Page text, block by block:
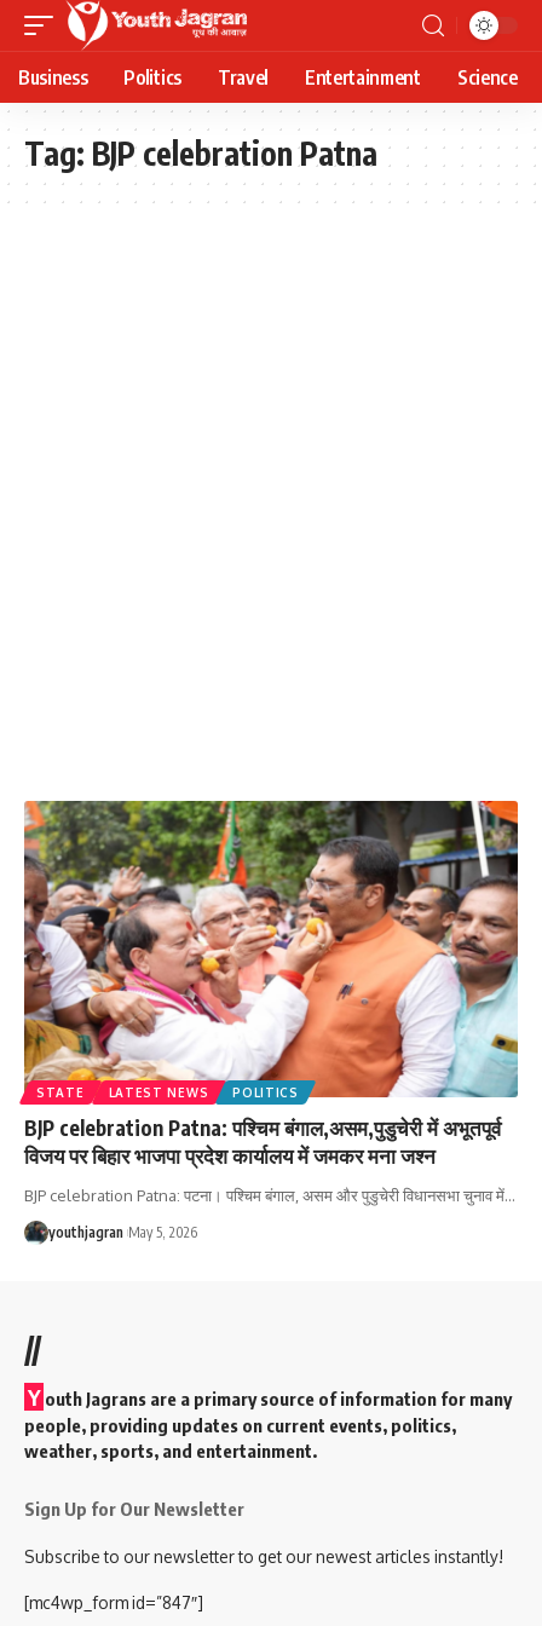
Business Politics Travel Entertainment Science
Tag: BJP celebration Patna
STATE LATEST NEWS POLITICS
BJP celebration Patna: पश्चिम बंगाल,असम,पुडुचेरी में अभूतपूर्व
विजय पर बिहार भाजपा प्रदेश कार्यालय में जमकर मना जश्न
‎BJP celebration Patna: पटना। पश्चिम बंगाल, असम और पुडुचेरी विधानसभा चुनाव में…
youthjagran May 5, 2026
//
Y outh Jagrans are a primary source of information for many
people, providing updates on current events, politics,
weather, sports, and entertainment.
Sign Up for Our Newsletter
Subscribe to our newsletter to get our newest articles instantly!
[mc4wp_form id=”847″]